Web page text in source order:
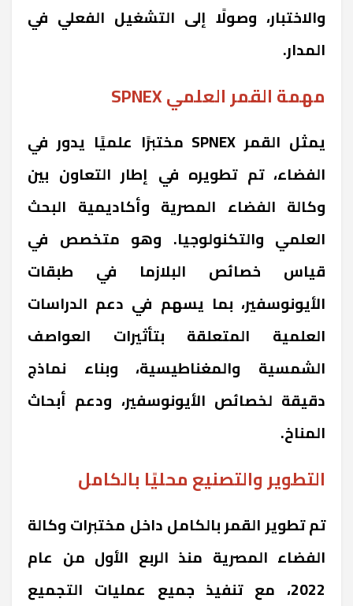
والاختبار، وصولًا إلى التشغيل الفعلي في
المدار.
مهمة القمر العلمي SPNEX
يمثل القمر SPNEX مختبرًا علميًا يدور في
الفضاء، تم تطويره في إطار التعاون بين
وكالة الفضاء المصرية وأكاديمية البحث
العلمي والتكنولوجيا. وهو متخصص في
قياس خصائص البلازما في طبقات
الأيونوسفير، بما يسهم في دعم الدراسات
العلمية المتعلقة بتأثيرات العواصف
الشمسية والمغناطيسية، وبناء نماذج
دقيقة لخصائص الأيونوسفير، ودعم أبحاث
المناخ.
التطوير والتصنيع محليًا بالكامل
تم تطوير القمر بالكامل داخل مختبرات وكالة
الفضاء المصرية منذ الربع الأول من عام
2022، مع تنفيذ جميع عمليات التجميع